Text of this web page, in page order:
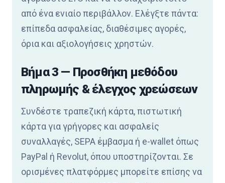
από ένα ενιαίο περιβάλλον. Ελέγξτε πάντα:
επίπεδα ασφαλείας, διαθέσιμες αγορές,
όρια και αξιολογήσεις χρηστών.
Βήμα 3 — Προσθήκη μεθόδου
πληρωμής & έλεγχος χρεώσεων
Συνδέστε τραπεζική κάρτα, πιστωτική
κάρτα για γρήγορες και ασφαλείς
συναλλαγές, SEPA έμβασμα ή e-wallet όπως
PayPal ή Revolut, όπου υποστηρίζονται. Σε
ορισμένες πλατφόρμες μπορείτε επίσης να